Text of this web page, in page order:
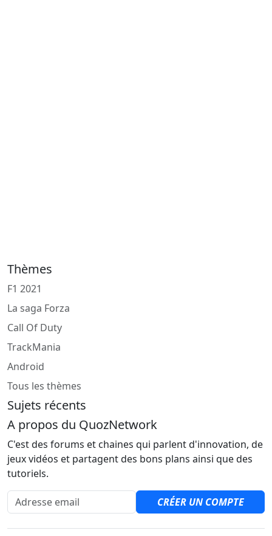
Thèmes
F1 2021
La saga Forza
Call Of Duty
TrackMania
Android
Tous les thèmes
Sujets récents
A propos du QuozNetwork
C'est des forums et chaines qui parlent d'innovation, de
jeux vidéos et partagent des bons plans ainsi que des
tutoriels.
Adresse email
CRÉER UN COMPTE